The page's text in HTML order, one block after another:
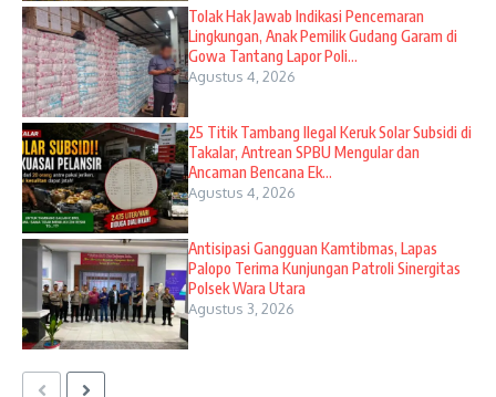
Tolak Hak Jawab Indikasi Pencemaran
Lingkungan, Anak Pemilik Gudang Garam di
Gowa Tantang Lapor Poli...
Agustus 4, 2026
25 Titik Tambang Ilegal Keruk Solar Subsidi di
Takalar, Antrean SPBU Mengular dan
Ancaman Bencana Ek...
Agustus 4, 2026
Antisipasi Gangguan Kamtibmas, Lapas
Palopo Terima Kunjungan Patroli Sinergitas
Polsek Wara Utara
Agustus 3, 2026